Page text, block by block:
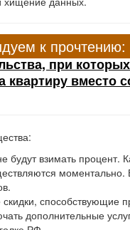
к прочтению:
при
квартиру вместо
будут взимать
способствующие
дополнительные